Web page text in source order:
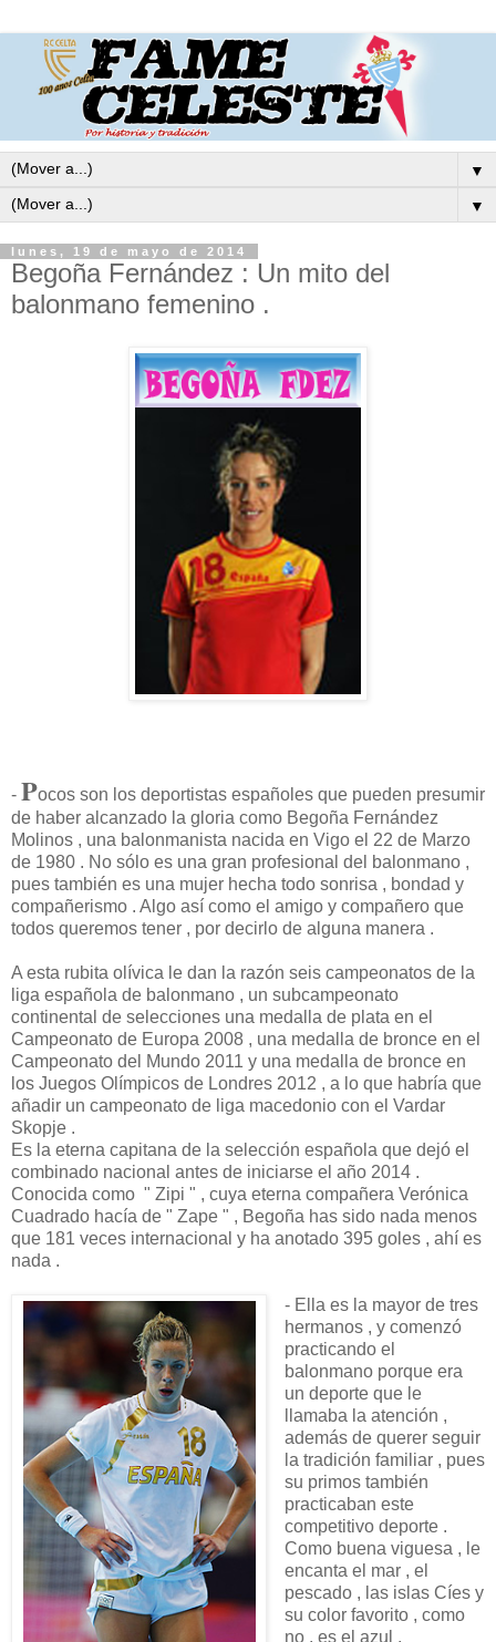
▼
▼
lunes, 19 de mayo de 2014
Begoña Fernández : Un mito del
balonmano femenino .
- Pocos son los deportistas españoles que pueden presumir
de haber alcanzado la gloria como Begoña Fernández
Molinos , una balonmanista nacida en Vigo el 22 de Marzo
de 1980 . No sólo es una gran profesional del balonmano ,
pues también es una mujer hecha todo sonrisa , bondad y
compañerismo . Algo así como el amigo y compañero que
todos queremos tener , por decirlo de alguna manera .
A esta rubita olívica le dan la razón seis campeonatos de la
liga española de balonmano , un subcampeonato
continental de selecciones una medalla de plata en el
Campeonato de Europa 2008 , una medalla de bronce en el
Campeonato del Mundo 2011 y una medalla de bronce en
los Juegos Olímpicos de Londres 2012 , a lo que habría que
añadir un campeonato de liga macedonio con el Vardar
Skopje .
Es la eterna capitana de la selección española que dejó el
combinado nacional antes de iniciarse el año 2014 .
Conocida como " Zipi " , cuya eterna compañera Verónica
Cuadrado hacía de " Zape " , Begoña has sido nada menos
que 181 veces internacional y ha anotado 395 goles , ahí es
nada .
- Ella es la mayor de tres
hermanos , y comenzó
practicando el
balonmano porque era
un deporte que le
llamaba la atención ,
además de querer seguir
la tradición familiar , pues
su primos también
practicaban este
competitivo deporte .
Como buena viguesa , le
encanta el mar , el
pescado , las islas Cíes y
su color favorito , como
no , es el azul .